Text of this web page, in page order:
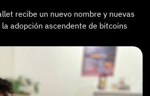
recibe un nuevo nombre y nuevas
adopción ascendente de bitcoins